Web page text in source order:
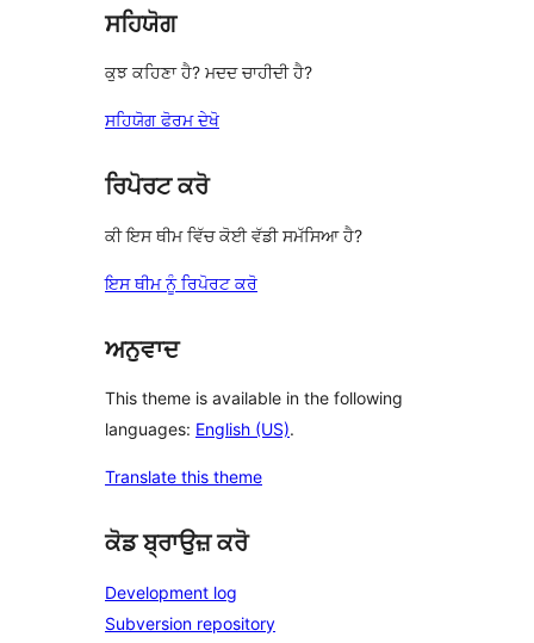
ਸਹਿਯੋਗ
ਕੁਝ ਕਹਿਣਾ ਹੈ? ਮਦਦ ਚਾਹੀਦੀ ਹੈ?
ਸਹਿਯੋਗ ਫੋਰਮ ਦੇਖੋ
ਰਿਪੋਰਟ ਕਰੋ
ਕੀ ਇਸ ਥੀਮ ਵਿੱਚ ਕੋਈ ਵੱਡੀ ਸਮੱਸਿਆ ਹੈ?
ਇਸ ਥੀਮ ਨੂੰ ਰਿਪੋਰਟ ਕਰੋ
ਅਨੁਵਾਦ
This theme is available in the following
languages: English (US).
Translate this theme
ਕੋਡ ਬ੍ਰਾਉਜ਼ ਕਰੋ
Development log
Subversion repository